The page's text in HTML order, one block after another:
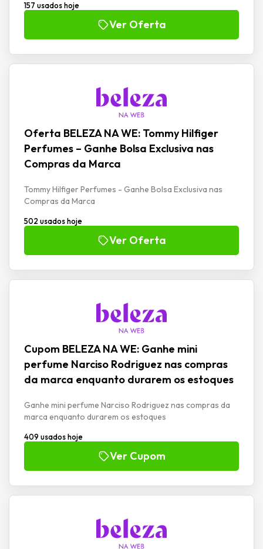
157 usados hoje
Ver Oferta
Oferta BELEZA NA WE: Tommy Hilfiger
Perfumes – Ganhe Bolsa Exclusiva nas
Compras da Marca
Tommy Hilfiger Perfumes - Ganhe Bolsa Exclusiva nas
Compras da Marca
502 usados hoje
Ver Oferta
Cupom BELEZA NA WE: Ganhe mini
perfume Narciso Rodriguez nas compras
da marca enquanto durarem os estoques
Ganhe mini perfume Narciso Rodriguez nas compras da
marca enquanto durarem os estoques
409 usados hoje
Ver Cupom